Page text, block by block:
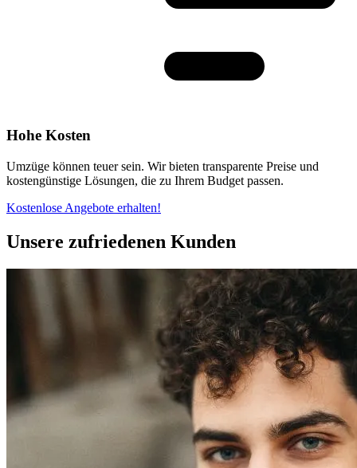
Hohe Kosten
Umzüge können teuer sein. Wir bieten transparente Preise und
kostengünstige Lösungen, die zu Ihrem Budget passen.
Kostenlose Angebote erhalten!
Unsere zufriedenen Kunden